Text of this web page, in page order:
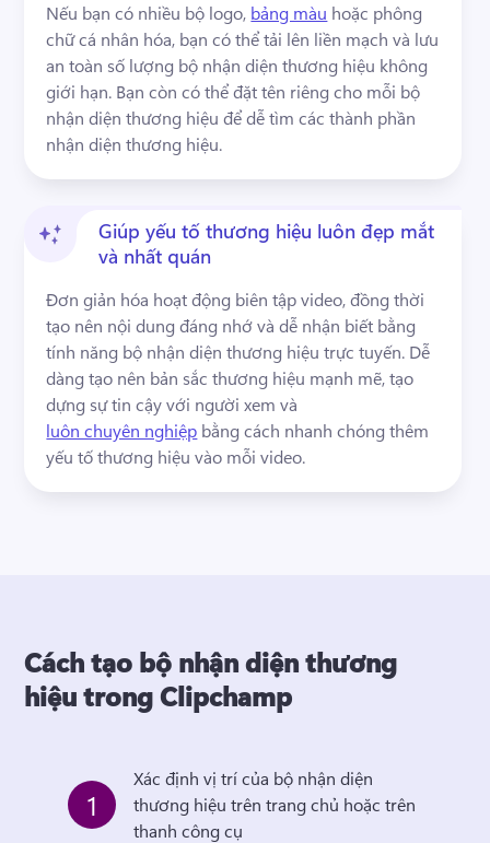
Nếu bạn có nhiều bộ logo, bảng màu hoặc phông
chữ cá nhân hóa, bạn có thể tải lên liền mạch và lưu
an toàn số lượng bộ nhận diện thương hiệu không
giới hạn. Bạn còn có thể đặt tên riêng cho mỗi bộ
nhận diện thương hiệu để dễ tìm các thành phần
nhận diện thương hiệu.
Giúp yếu tố thương hiệu luôn đẹp mắt
và nhất quán
Đơn giản hóa hoạt động biên tập video, đồng thời
tạo nên nội dung đáng nhớ và dễ nhận biết bằng
tính năng bộ nhận diện thương hiệu trực tuyến. Dễ
dàng tạo nên bản sắc thương hiệu mạnh mẽ, tạo
dựng sự tin cậy với người xem và
luôn chuyên nghiệp bằng cách nhanh chóng thêm
yếu tố thương hiệu vào mỗi video.
Cách tạo bộ nhận diện thương
hiệu trong Clipchamp
1
Xác định vị trí của bộ nhận diện
thương hiệu trên trang chủ hoặc trên
thanh công cụ